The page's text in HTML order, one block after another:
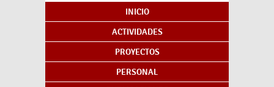
Índice de contenidos
INICIO
ACTIVIDADES
PROYECTOS
PERSONAL